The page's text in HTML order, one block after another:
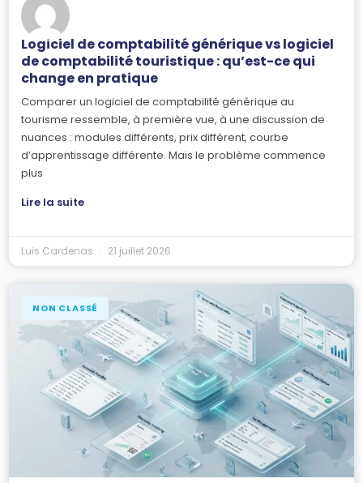
Logiciel de comptabilité générique vs logiciel
de comptabilité touristique : qu’est-ce qui
change en pratique
Comparer un logiciel de comptabilité générique au
tourisme ressemble, à première vue, à une discussion de
nuances : modules différents, prix différent, courbe
d’apprentissage différente. Mais le problème commence
plus
Lire la suite
Luis Cardenas 21 juillet 2026
NON CLASSÉ